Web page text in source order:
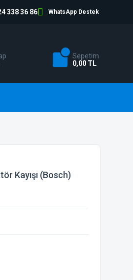
338 36 86 WhatsApp Destek
Sepetim
0,00 TL
Kayışı (Bosch)